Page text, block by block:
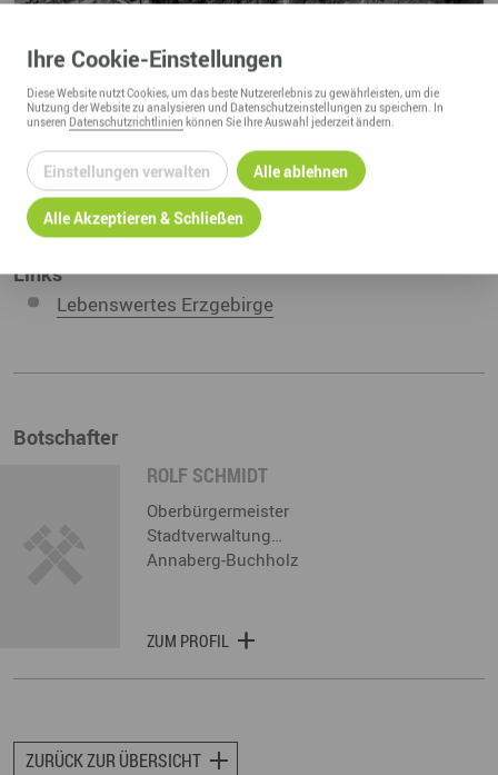
Artikel zum Thema
Annaberg-Buchholz: eine Stadt für Familien
Links
Lebenswertes Erzgebirge
Botschafter
ROLF SCHMIDT
Oberbürgermeister
Stadtverwaltung…
Annaberg-Buchholz
ZUM PROFIL
ZURÜCK ZUR ÜBERSICHT
Ihre Cookie-Einstellungen
DieseWebsitenutzt Cookies, um das beste Nutzererlebnis zu gewährleisten, um die
Nutzung derWebsitezu analysieren und Datenschutzeinstellungen zu speichern. In
unseren Datenschutzrichtlinien können Sie Ihre Auswahl jederzeit ändern.
Einstellungen verwalten Alle ablehnen
Alle Akzeptieren & Schließen